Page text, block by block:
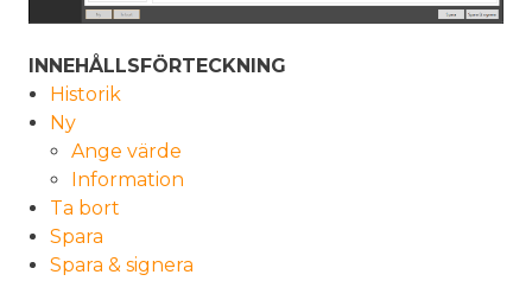
INNEHÅLLSFÖRTECKNING
Historik
Ny
Ange värde
Information
Ta bort
Spara
Spara & signera